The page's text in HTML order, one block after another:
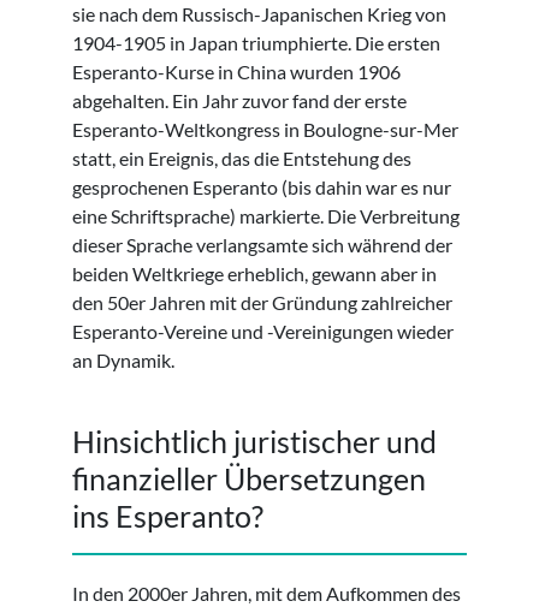
sie nach dem Russisch-Japanischen Krieg von
1904-1905 in Japan triumphierte. Die ersten
Esperanto-Kurse in China wurden 1906
abgehalten. Ein Jahr zuvor fand der erste
Esperanto-Weltkongress in Boulogne-sur-Mer
statt, ein Ereignis, das die Entstehung des
gesprochenen Esperanto (bis dahin war es nur
eine Schriftsprache) markierte. Die Verbreitung
dieser Sprache verlangsamte sich während der
beiden Weltkriege erheblich, gewann aber in
den 50er Jahren mit der Gründung zahlreicher
Esperanto-Vereine und -Vereinigungen wieder
an Dynamik.
Hinsichtlich juristischer und
finanzieller Übersetzungen
ins Esperanto?
In den 2000er Jahren, mit dem Aufkommen des